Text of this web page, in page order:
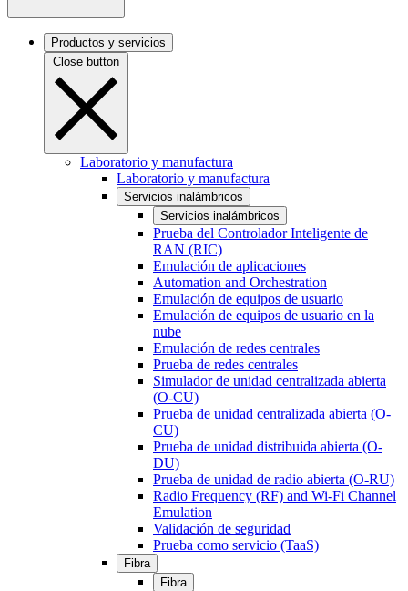
Productos y servicios
Close button
Laboratorio y manufactura
Laboratorio y manufactura
Servicios inalámbricos
Servicios inalámbricos
Prueba del Controlador Inteligente de
RAN (RIC)
Emulación de aplicaciones
Automation and Orchestration
Emulación de equipos de usuario
Emulación de equipos de usuario en la
nube
Emulación de redes centrales
Prueba de redes centrales
Simulador de unidad centralizada abierta
(O-CU)
Prueba de unidad centralizada abierta (O-
CU)
Prueba de unidad distribuida abierta (O-
DU)
Prueba de unidad de radio abierta (O-RU)
Radio Frequency (RF) and Wi-Fi Channel
Emulation
Validación de seguridad
Prueba como servicio (TaaS)
Fibra
Fibra